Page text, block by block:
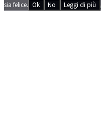
sia felice. Ok No Leggi di più